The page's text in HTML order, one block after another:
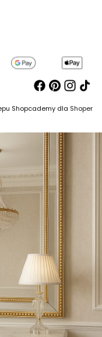
Shopcademy dla Shoper